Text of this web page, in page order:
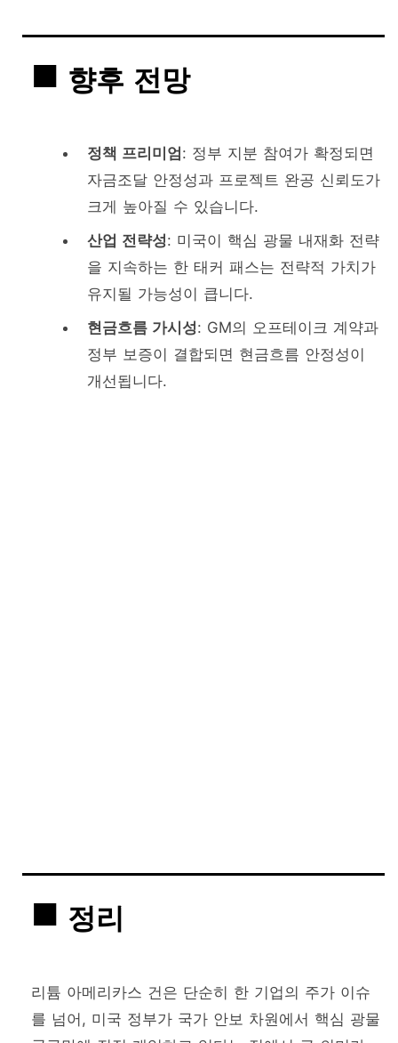
향후 전망
정책 프리미엄: 정부 지분 참여가 확정되면
자금조달 안정성과 프로젝트 완공 신뢰도가
크게 높아질 수 있습니다.
산업 전략성: 미국이 핵심 광물 내재화 전략
을 지속하는 한 태커 패스는 전략적 가치가
유지될 가능성이 큽니다.
현금흐름 가시성: GM의 오프테이크 계약과
정부 보증이 결합되면 현금흐름 안정성이
개선됩니다.
정리
리튬 아메리카스 건은 단순히 한 기업의 주가 이슈
를 넘어, 미국 정부가 국가 안보 차원에서 핵심 광물